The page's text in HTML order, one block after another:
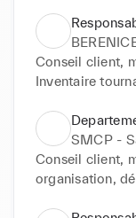
Conseil client,
Inventaire
Veille au
corner.
SMCP -
Conseil client,
organisation,